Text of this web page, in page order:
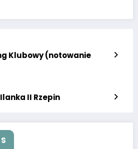
Klubowy (notowanie
II Rzepin